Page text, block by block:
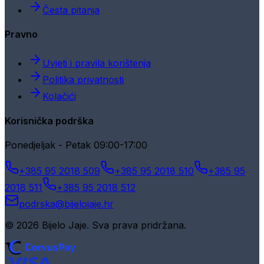
Česta pitanja
Pravno
Uvjeti i pravila korištenja
Politika privatnosti
Kolačići
Korisnička podrška
Ponedjeljak - Petak 09:00-17:00
+385 95 2018 509 +385 95 2018 510
+385 95
2018 511
+385 95 2018 512
podrska@bijelojaje.hr
© 2026 Bijelo Jaje. Sva prava pridržana.